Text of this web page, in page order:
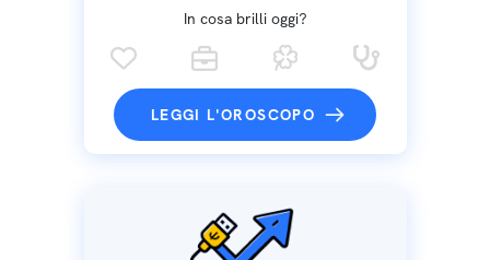
In cosa brilli oggi?
LEGGI L'OROSCOPO